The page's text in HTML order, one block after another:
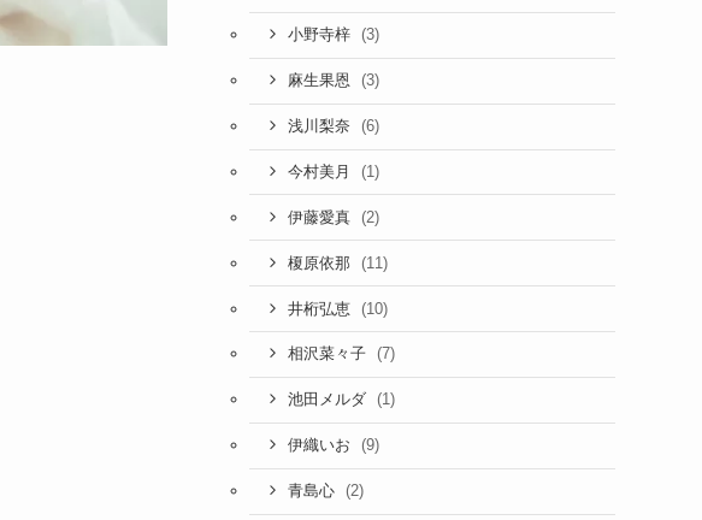
小野寺梓 (3)
麻生果恩 (3)
浅川梨奈 (6)
今村美月 (1)
伊藤愛真 (2)
榎原依那 (11)
井桁弘恵 (10)
相沢菜々子 (7)
池田メルダ (1)
伊織いお (9)
青島心 (2)